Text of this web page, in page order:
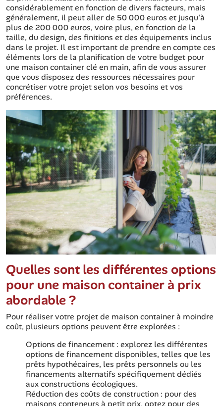
considérablement en fonction de divers facteurs, mais
généralement, il peut aller de 50 000 euros et jusqu'à
plus de 200 000 euros, voire plus, en fonction de la
taille, du design, des finitions et des équipements inclus
dans le projet. Il est important de prendre en compte ces
éléments lors de la planification de votre budget pour
une maison container clé en main, afin de vous assurer
que vous disposez des ressources nécessaires pour
concrétiser votre projet selon vos besoins et vos
préférences.
Quelles sont les différentes options
pour une maison container à prix
abordable ?
Pour réaliser votre projet de maison container à moindre
coût, plusieurs options peuvent être explorées :
Options de financement : explorez les différentes
options de financement disponibles, telles que les
prêts hypothécaires, les prêts personnels ou les
financements alternatifs spécifiquement dédiés
aux constructions écologiques.
Réduction des coûts de construction : pour des
maisons conteneurs à petit prix, optez pour des